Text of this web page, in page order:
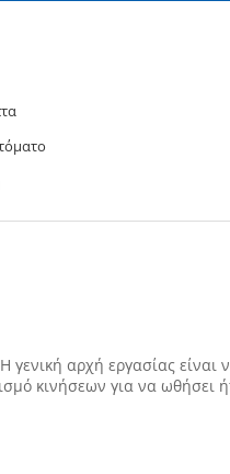
γενική αρχή εργασίας είναι
κινήσεων για να ωθήσει